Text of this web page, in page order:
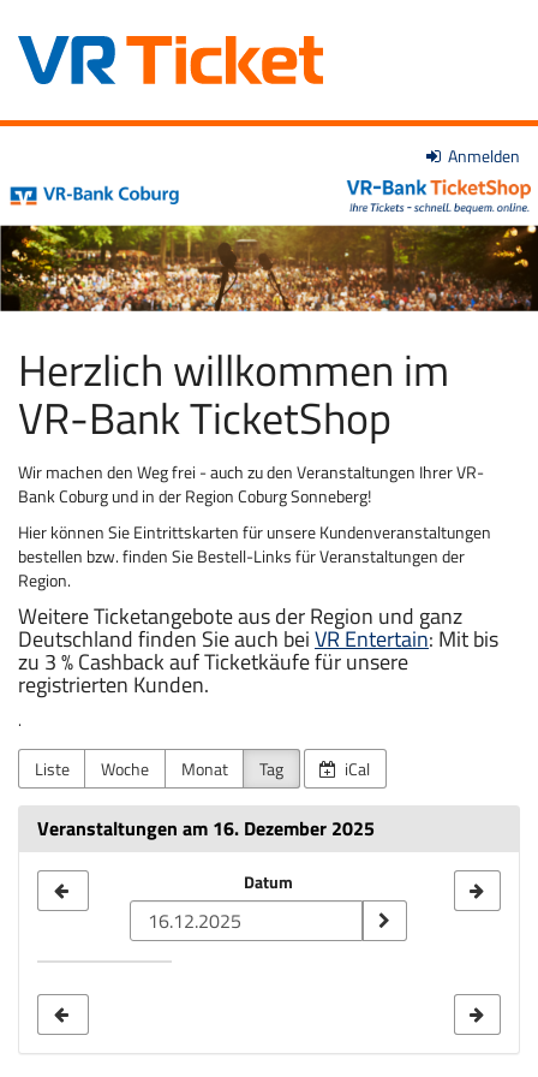
Inhalt
springen
Anmelden
VR-
Bank
Coburg
Herzlich willkommen im
VR-Bank TicketShop
Wir machen den Weg frei - auch zu den Veranstaltungen Ihrer VR-
Bank Coburg und in der Region Coburg Sonneberg!
Hier können Sie Eintrittskarten für unsere Kundenveranstaltungen
bestellen bzw. finden Sie Bestell-Links für Veranstaltungen der
Region.
Weitere Ticketangebote aus der Region und ganz
Deutschland finden Sie auch beiVR Entertain: Mit bis
zu 3 % Cashback auf Ticketkäufe für unsere
registrierten Kunden.
.
Liste
Woche Monat Tag iCal
Veranstaltungen am 16. Dezember 2025
zur
Anzeige
Datum